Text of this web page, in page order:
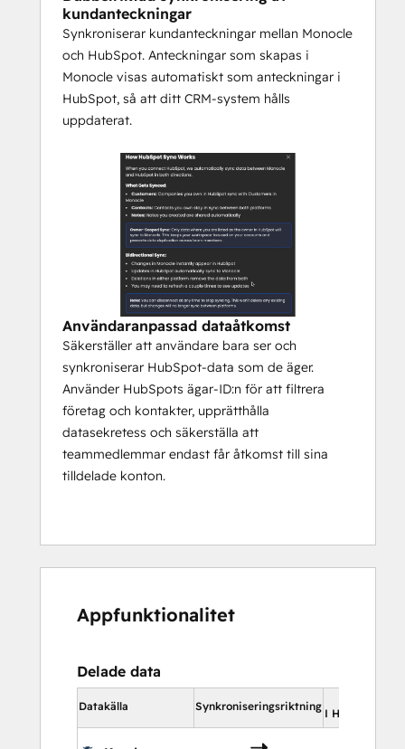
synkroniserade.
Uppdatera en företagspost i Monocle, så
återspeglas den automatiskt i HubSpot.
Lägg till anteckningar i båda
system, och de är tillgängliga överallt. Ditt
CRM-system blir källan till sanningen
utförandelagret som hjälper dig att faktiskt
arbeta, inte bara rapportera.
Resultat: CSM:er sparar 5+ timmar per
vecka, håller koll på varje kundinteraktion
och levererar mer
värde med mindre manuell ansträngning.
kundanteckningar
Synkroniserar kundanteckningar mellan Monocle
och HubSpot. Anteckningar som skapas i
Monocle visas automatiskt som anteckningar i
HubSpot, så att ditt CRM-system hålls
uppdaterat.
Användaranpassad dataåtkomst
Säkerställer att användare bara ser och
synkroniserar HubSpot-data som de äger.
Använder HubSpots ägar-ID:n för att filtrera
företag och kontakter, upprätthålla
datasekretess och säkerställa att
teammedlemmar endast får åtkomst till sina
tilldelade konton.
Appfunktionalitet
Delade data
Datakälla Synkroniseringsriktning
I HubSpot